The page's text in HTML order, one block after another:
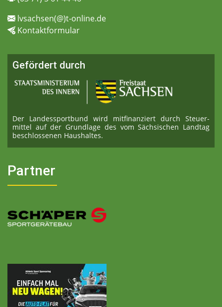
lvsachsen(@)t-online.de
Kontaktformular
Gefördert durch
Der Landessportbund wird mitfinanziert durch Steuer­
mittel auf der Grundlage des vom Sächsischen Landtag
beschlossenen Haushaltes.
Partner